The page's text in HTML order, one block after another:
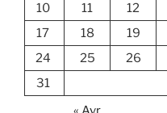
10
11 12
17
18 19
24
25 26
31